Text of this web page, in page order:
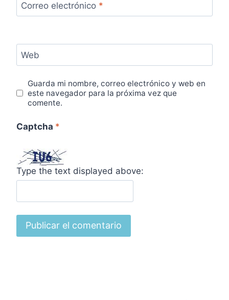
Correo electrónico *
Web
Guarda mi nombre, correo electrónico y web en
este navegador para la próxima vez que
comente.
Captcha *
Type the text displayed above: